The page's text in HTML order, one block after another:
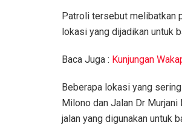
Patroli tersebut melibatkan
lokasi yang dijadikan untuk
Baca Juga : Kunjungan
Beberapa lokasi yang
Milono dan Jalan Dr
jalan yang digunakan untuk